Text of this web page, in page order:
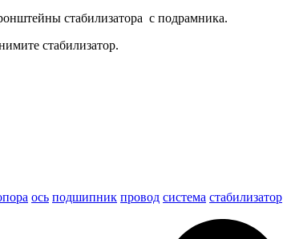
ста­билизатора с подрамника.
стаби­лизатор.
ось подшипник провод система стабилизатор